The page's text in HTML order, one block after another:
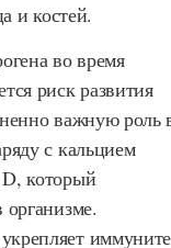
и костей.
во время
риск развития
важную роль
с кальцием
который